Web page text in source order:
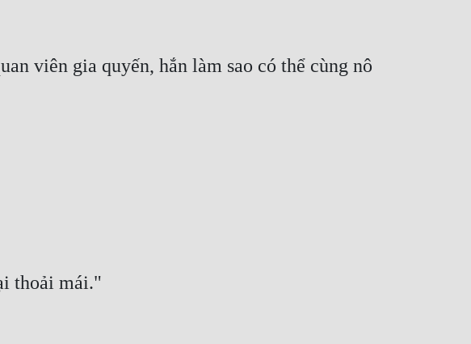
viên gia quyến, hắn làm sao có thể cùng nô
thoải mái."